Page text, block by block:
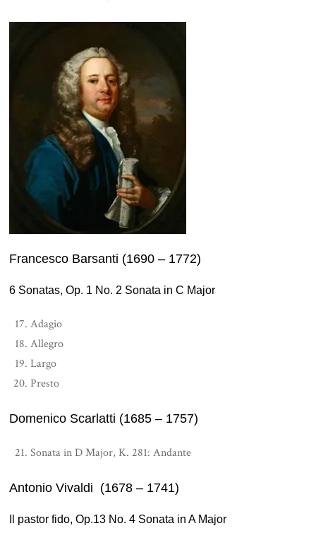
Francesco Barsanti (1690 – 1772)
6 Sonatas, Op. 1 No. 2 Sonata in C Major
Adagio
Allegro
Largo
Presto
Domenico Scarlatti (1685 – 1757)
Sonata in D Major, K. 281: Andante
Antonio Vivaldi (1678 – 1741)
Il pastor fido, Op.13 No. 4 Sonata in A Major